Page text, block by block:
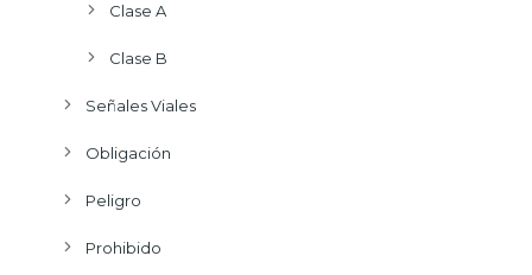
Clase A
Clase B
Señales Viales
Obligación
Peligro
Prohibido